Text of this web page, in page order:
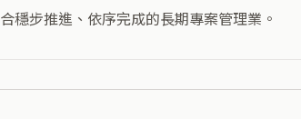
穩步推進、依序完成的長期專案管理業。